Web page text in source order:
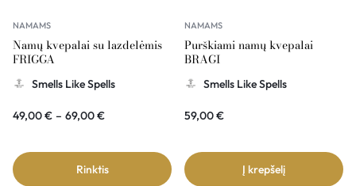
NAMAMS
Namų kvepalai su lazdelėmis
FRIGGA
Smells Like Spells
49,00€ – 69,00€
Rinktis
NAMAMS
Purškiami namų kvepalai
BRAGI
Smells Like Spells
59,00€
Į krepšelį